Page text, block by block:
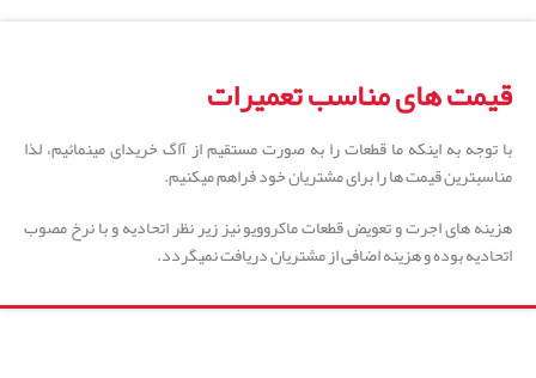
قیمت های مناسب تعمیرات
با توجه به اینکه ما قطعات را به صورت مستقیم از آاگ خریدای مینمائیم، لذا
مناسبترین قیمت ها را برای مشتریان خود فراهم میکنیم.
هزینه های اجرت و تعویض قطعات ماکروویو نیز زیر نظر اتحادیه و با نرخ مصوب
اتحادیه بوده و هزینه اضافی از مشتریان دریافت نمیگردد.